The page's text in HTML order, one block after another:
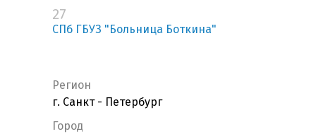
27
СПб ГБУЗ "Больница Боткина"
Регион
г. Санкт - Петербург
Город